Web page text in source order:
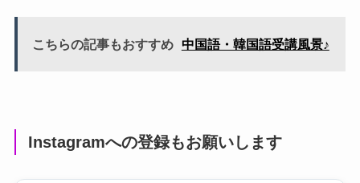
こちらの記事もおすすめ 中国語・韓国語受講風景♪
Instagramへの登録もお願いします